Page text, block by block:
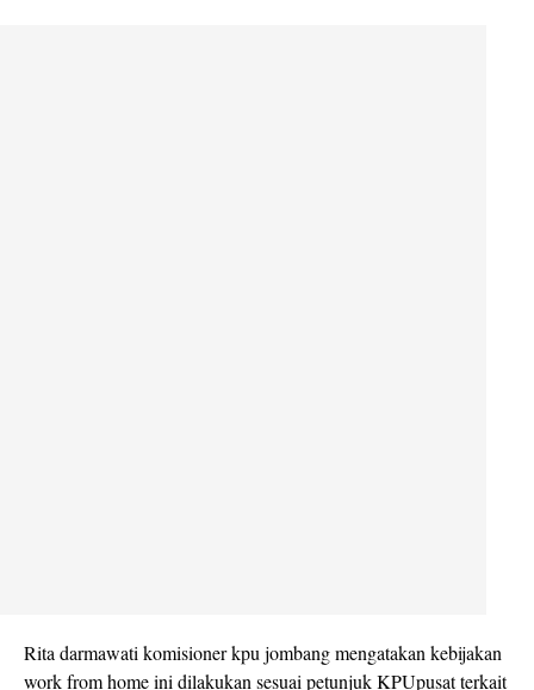
Rita darmawati komisioner kpu jombang mengatakan kebijakan
work from home ini dilakukan sesuai petunjuk KPUpusat terkait